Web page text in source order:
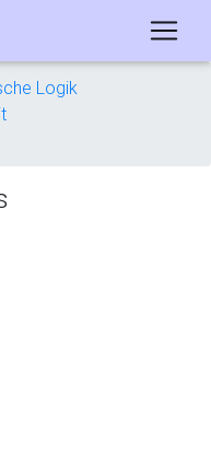
Logik